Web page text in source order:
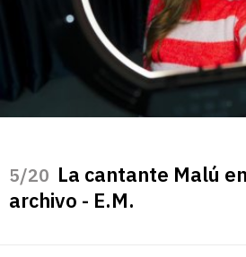
/20 La cantante Malú
archivo - E.M.